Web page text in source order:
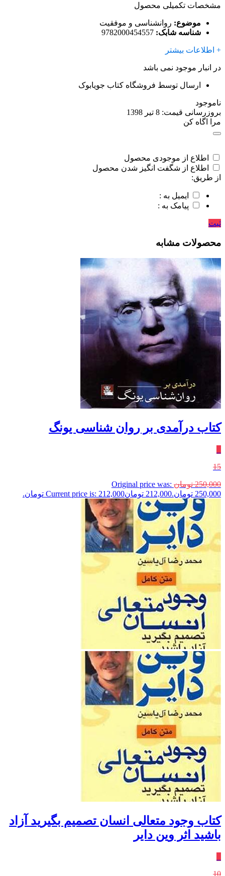
مشخصات تکمیلی محصول
موضوع: روانشناسی و موفقیت
شناسه شابک:
+ اطلاعات بیشتر
در انبار موجود نمی باشد
ارسال توسط فروشگاه کتاب جویابوک
ناموجود
بروزرسانی قیمت: 8 تیر 1398
مرا اگاه کن
اطلاع از موجودی محصول
اطلاع از شگفت انگیز شدن محصول
از طریق:
ایمیل به :
پیامک به :
ثبت
محصولات مشابه
کتاب درآمدی بر روان‌ شناسی یونگ
15
250,000 تومان Original price was:
250,000 تومان.
212,000 تومانCurrent price is: 212,000 تومان.
کتاب وجود متعالی انسان تصمیم بگیرید آزاد
باشید اثر وین دایر
10